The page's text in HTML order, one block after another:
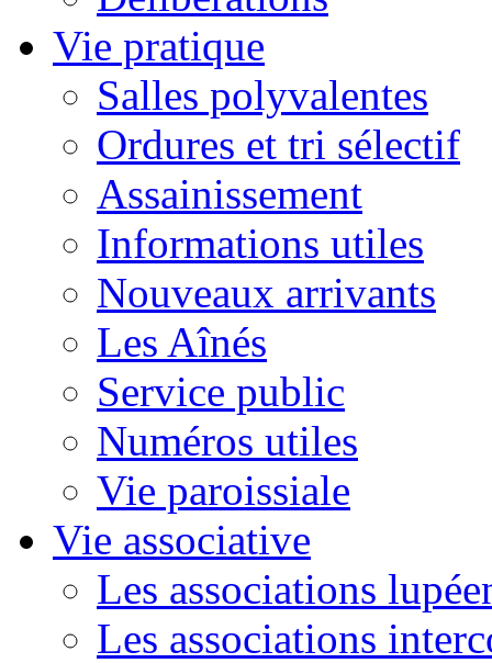
Vie pratique
Salles polyvalentes
Ordures et tri sélectif
Assainissement
Informations utiles
Nouveaux arrivants
Les Aînés
Service public
Numéros utiles
Vie paroissiale
Vie associative
Les associations
Les associations